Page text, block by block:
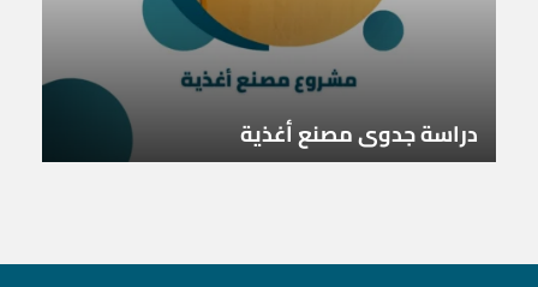
دراسة جدوى مصنع أغذية